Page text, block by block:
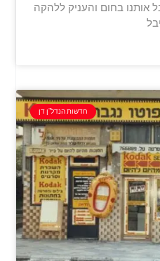
אותנו בחום והעניק ללהקה
חדשות הנדל"ן דן